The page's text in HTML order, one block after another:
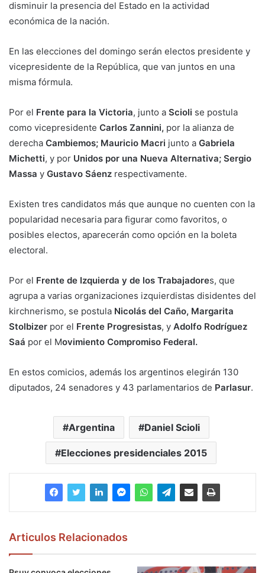
disminuir la presencia del Estado en la actividad
económica de la nación.
En las elecciones del domingo serán electos presidente y
vicepresidente de la República, que van juntos en una
misma fórmula.
Por el Frente para la Victoria, junto a Scioli se postula
como vicepresidente Carlos Zannini, por la alianza de
derecha Cambiemos; Mauricio Macri junto a Gabriela
Michetti, y por Unidos por una Nueva Alternativa; Sergio
Massa y Gustavo Sáenz respectivamente.
Existen tres candidatos más que aunque no cuenten con la
popularidad necesaria para figurar como favoritos, o
posibles electos, aparecerán como opción en la boleta
electoral.
Por el Frente de Izquierda y de los Trabajadores, que
agrupa a varias organizaciones izquierdistas disidentes del
kirchnerismo, se postula Nicolás del Caño, Margarita
Stolbizer por el Frente Progresistas, y Adolfo Rodríguez
Saá por el Movimiento Compromiso Federal.
En estos comicios, además los argentinos elegirán 130
diputados, 24 senadores y 43 parlamentarios de Parlasur.
Argentina Daniel Scioli
Elecciones presidenciales 2015
Articulos Relacionados